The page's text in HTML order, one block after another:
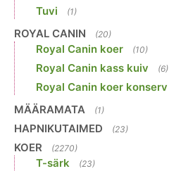
Tuvi (1)
ROYAL CANIN (20)
Royal Canin koer (10)
Royal Canin kass kuiv (6)
Royal Canin koer konserv
MÄÄRAMATA (1)
HAPNIKUTAIMED (23)
KOER (2270)
T-särk (23)